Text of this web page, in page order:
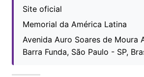
Site oficial
Memorial da América Latina
Avenida Auro Soares de Moura
Barra Funda, São Paulo - SP,